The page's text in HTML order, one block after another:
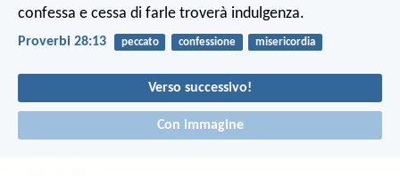
confessa e cessa di farle troverà indulgenza.
Proverbi 28:13 peccato confessione misericordia
Verso successivo!
Con immagine